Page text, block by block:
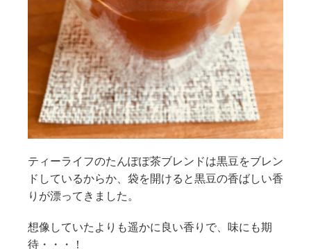
ティーライフのたんぽぽ茶ブレンドは黒豆をブレン
ドしているからか、袋を開けると黒豆の香ばしい香
りが漂ってきました。
想像していたよりも遥かに良い香りで、味にも期
待・・・！